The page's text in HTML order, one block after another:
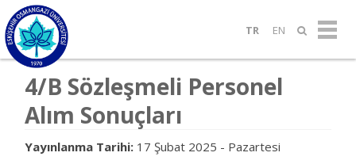
TR EN
4/B Sözleşmeli Personel
Alım Sonuçları
Yayınlanma Tarihi: 17 Şubat 2025 - Pazartesi